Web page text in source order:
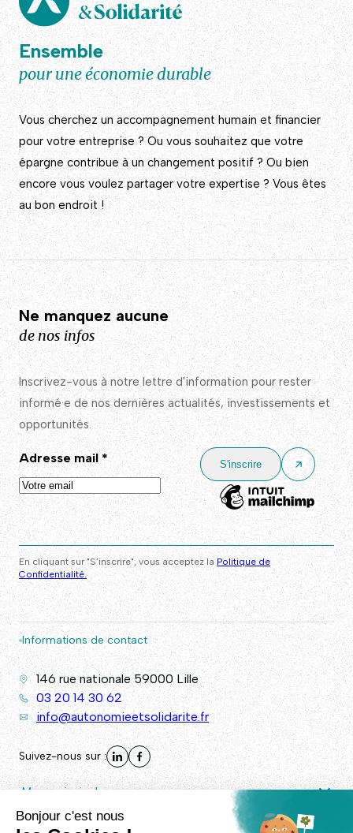
Ensemble
pour une économie durable
Vous cherchez un accompagnement humain et financier
pour votre entreprise ? Ou vous souhaitez que votre
épargne contribue à un changement positif ? Ou bien
encore vous voulez partager votre expertise ? Vous êtes
au bon endroit !
Ne manquez aucune
de nos infos
Inscrivez-vous à notre lettre d'information pour rester
informé·e de nos dernières actualités, investissements et
opportunités.
Adresse mail*
En cliquant sur "S’inscrire", vous acceptez la Politique de
Confidentialité.
Informations de contact
146 rue nationale 59000 Lille
03 20 14 30 62
info@autonomieetsolidarite.fr
Suivez-nous sur :
Menu principal
Autres liens